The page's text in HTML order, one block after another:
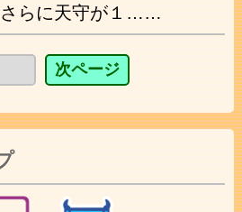
らに天守が１……
次ページ